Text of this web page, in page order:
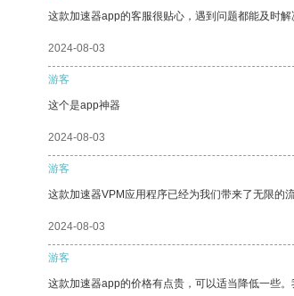
这款加速器app的客服很贴心，遇到问题都能及时解
2024-08-03
游客
这个是app神器
2024-08-03
游客
这款加速器VPM应用程序已经为我们带来了无限的
2024-08-03
游客
这款加速器app的价格有点贵，可以适当降低一些